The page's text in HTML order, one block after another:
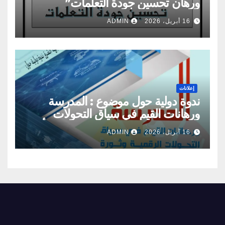
16 أبريل، 2026 ADMIN
إعلانات
ندوة دولية حول موضوع : المدرسة
ورهانات القيم في سياق التحولات
الرقمية وثورة الذكاء الاصطناعي : الأبعاد
والتحديات
16 أبريل، 2026 ADMIN